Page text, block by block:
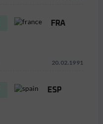
FRA
20.02.1991
ESP